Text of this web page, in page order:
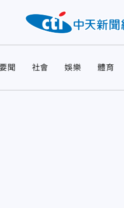
要聞 社會 娛樂 體育